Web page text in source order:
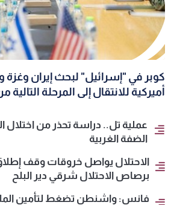
كوبر في "إسرائيل" لبحث إيران
أميركية للانتقال إلى المرحلة التالية
عملية تل.. دراسة تحذر من اختلال
الضفة الغربية
الاحتلال يواصل خروقات وقف
برصاص الاحتلال شرقي دير البلح
فانس: واشنطن تضغط لتأمين